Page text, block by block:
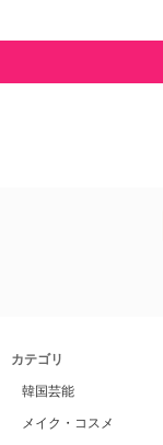
カテゴリ
韓国芸能
メイク・コスメ